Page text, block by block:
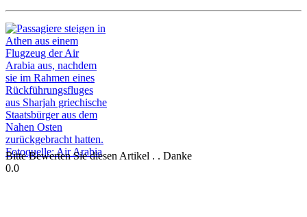
Bitte Bewerten Sie diesen Artikel . . Danke
0.0